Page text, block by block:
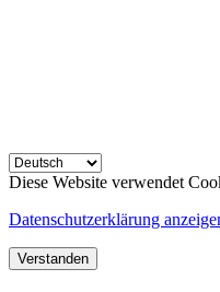
Diese Website verwendet
Datenschutzerklärung
Verstanden